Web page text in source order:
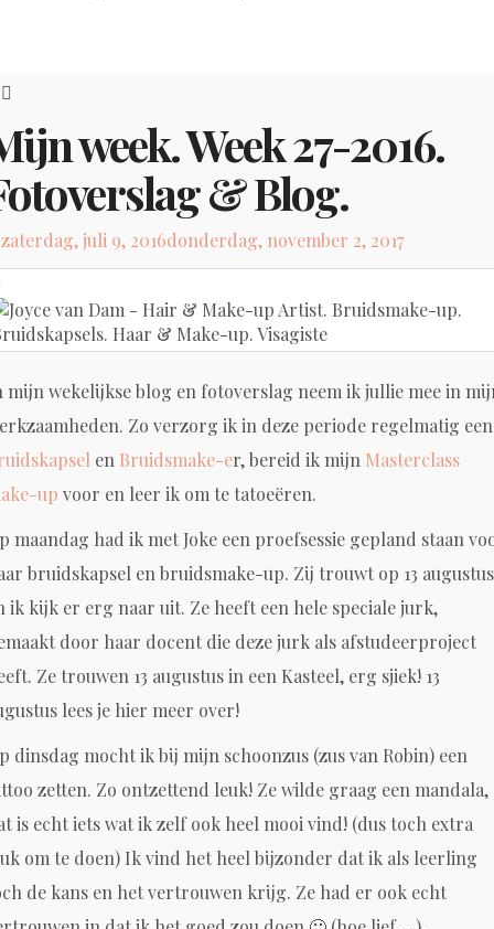
week. Week 27-2016.
& Blog.
Posted
on
zaterdag, juli 9, 2016donderdag, november 2, 2017
mijn wekelijkse blog en fotoverslag neem ik jullie mee in
Zo verzorg ik in deze periode regelmatig een
en Bruidsmake-er, bereid ik mijn Masterclass
up voor en leer ik om te tatoeëren.
maandag had ik met Joke een proefsessie gepland staan
bruidskapsel en bruidsmake-up. Zij trouwt op 13 augustus
ik kijk er erg naar uit. Ze heeft een hele speciale jurk,
door haar docent die deze jurk als afstudeerproject
Ze trouwen 13 augustus in een Kasteel, erg sjiek! 13
lees je hier meer over!
dinsdag mocht ik bij mijn schoonzus (zus van Robin) een
zetten. Zo ontzettend leuk! Ze wilde graag een mandala,
is echt iets wat ik zelf ook heel mooi vind! (dus toch extra
om te doen) Ik vind het heel bijzonder dat ik als leerling
de kans en het vertrouwen krijg. Ze had er ook echt